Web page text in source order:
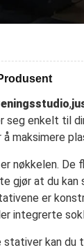
,
enkelt til
maksimere
nøkkelen.
gjør at du
er
integrerte
kan